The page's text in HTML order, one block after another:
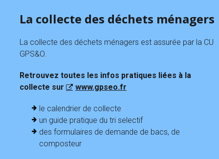
La collecte des déchets ménagers
La collecte des déchets ménagers est assurée par la CU
GPS&O.
Retrouvez toutes les infos pratiques liées à la
collecte sur
www.gpseo.fr
le calendrier de collecte
un guide pratique du tri selectif
des formulaires de demande de bacs, de
composteur